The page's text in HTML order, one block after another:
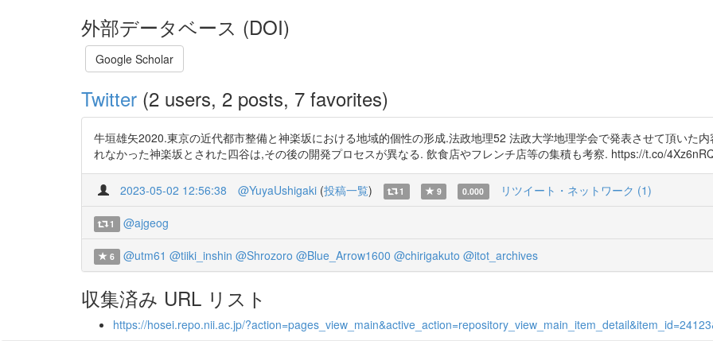
外部データベース (DOI)
Google Scholar
Twitter (2 users, 2 posts, 7 favorites)
牛垣雄矢2020.東京の近代都市整備と神楽坂における地域的個性の形成.法政地理52 法政大学地理学会で発表させて頂いた
れなかった神楽坂とされた四谷は,その後の開発プロセスが異なる. 飲食店やフレンチ店等の集積も考察. https://t.co/
2023-05-02 12:56:38 @YuyaUshigaki (投稿一覧) 1 9 0.000 リツイート・ネットワーク (1)
1 @ajgeog
6 @utm61 @tiiki_inshin @Shrozoro @Blue_Arrow1600 @chirigakuto @itot_archives
収集済み URL リスト
https://hosei.repo.nii.ac.jp/